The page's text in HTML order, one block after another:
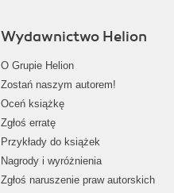
Wydawnictwo Helion
O Grupie Helion
Zostań naszym autorem!
Oceń książkę
Zgłoś erratę
Przykłady do książek
Nagrody i wyróżnienia
Zgłoś naruszenie praw autorskich